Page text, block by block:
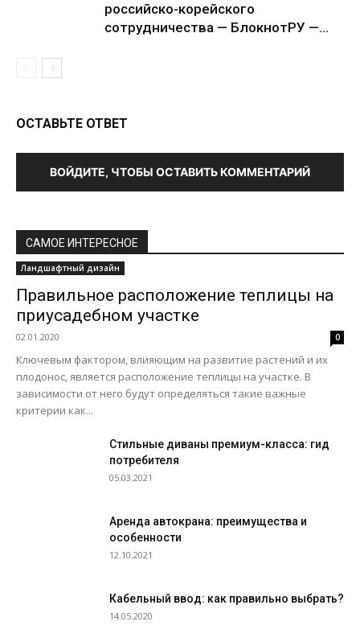
российско-корейского
сотрудничества — БлокнотРУ —...
ОСТАВЬТЕ ОТВЕТ
ВОЙДИТЕ, ЧТОБЫ ОСТАВИТЬ КОММЕНТАРИЙ
САМОЕ ИНТЕРЕСНОЕ
Ландшафтный дизайн
Правильное расположение теплицы на
приусадебном участке
02.01.2020 0
Ключевым фактором, влияющим на развитие растений и их
плодонос, является расположение теплицы на участке. В
зависимости от него будут определяться такие важные
критерии как...
Стильные диваны премиум-класса: гид
потребителя
05.03.2021
Аренда автокрана: преимущества и
особенности
12.10.2021
Кабельный ввод: как правильно выбрать?
14.05.2020